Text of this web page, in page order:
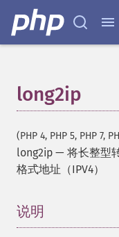
long2ip
(PHP 4, PHP 5, PHP 7,
long2ip — 将长整型
格式地址（IPV4）
说明